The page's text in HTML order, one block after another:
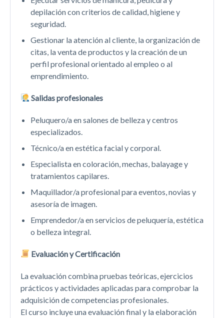
depilación con criterios de calidad, higiene y
seguridad.
Gestionar la atención al cliente, la organización de
citas, la venta de productos y la creación de un
perfil profesional orientado al empleo o al
emprendimiento.
Salidas profesionales
Peluquero/a en salones de belleza y centros
especializados.
Técnico/a en estética facial y corporal.
Especialista en coloración, mechas, balayage y
tratamientos capilares.
Maquillador/a profesional para eventos, novias y
asesoría de imagen.
Emprendedor/a en servicios de peluquería, estética
o belleza integral.
Evaluación y Certificación
La evaluación combina pruebas teóricas, ejercicios
prácticos y actividades aplicadas para comprobar la
adquisición de competencias profesionales.
El curso incluye una evaluación final y la elaboración